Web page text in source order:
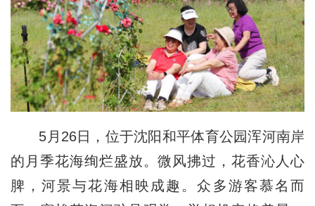
5月26日，位于沈阳和平体育公园浑河南岸
的月季花海绚烂盛放。微风拂过，花香沁人心
脾，河景与花海相映成趣。众多游客慕名而